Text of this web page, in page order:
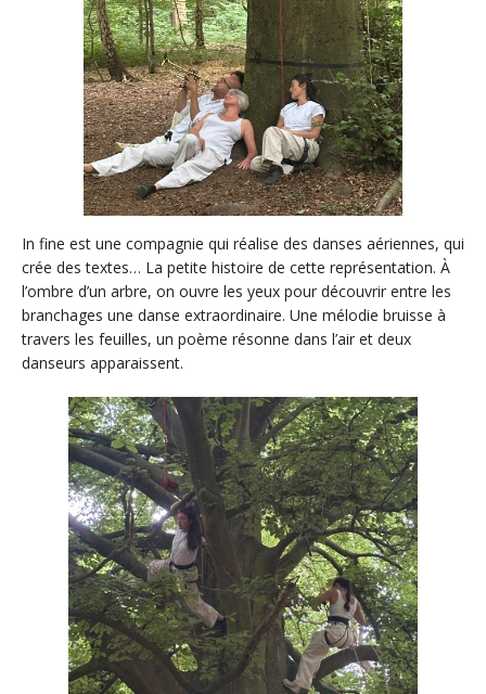
In fine est une compagnie qui réalise des danses aériennes, qui
crée des textes… La petite histoire de cette représentation. À
l’ombre d’un arbre, on ouvre les yeux pour découvrir entre les
branchages une danse extraordinaire. Une mélodie bruisse à
travers les feuilles, un poème résonne dans l’air et deux
danseurs apparaissent.